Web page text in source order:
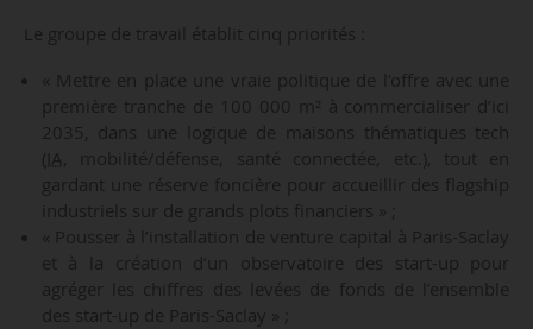
Le groupe de travail établit cinq priorités :
« Mettre en place une vraie politique de l’offre avec une
première tranche de 100 000 m² à commercialiser d’ici
2035, dans une logique de maisons thématiques tech
( IA
, mobilité/défense, santé connectée, etc.), tout en
gardant une réserve foncière pour accueillir des flagship
industriels sur de grands plots financiers » ;
« Pousser à l’installation de venture capital à Paris-Saclay
et à la création d’un observatoire des start-up pour
agréger les chiffres des levées de fonds de l’ensemble
des start-up de Paris-Saclay » ;